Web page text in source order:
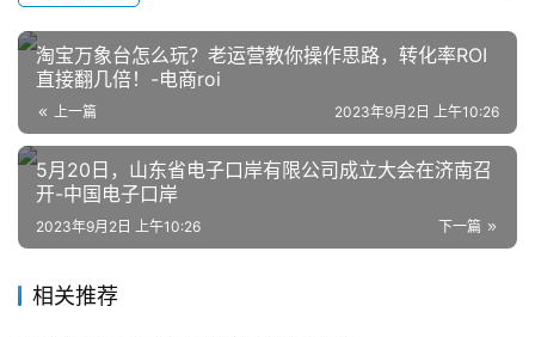
店
运
营
跨
境
电
登录
淘宝万象台怎么玩？老运营教你操作思路，转化率ROI
直接翻几倍！-电商roi
上一篇 2023年9月2日 上午10:26
5月20日，山东省电子口岸有限公司成立大会在济南召
开-中国电子口岸
下一篇
2023年9月2日 上午10:26
相关推荐